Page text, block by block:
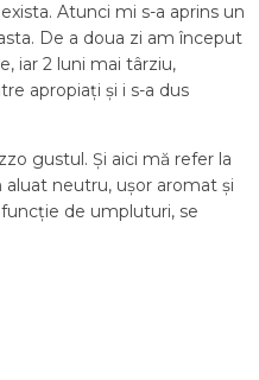
Atunci mi s-a aprins un
De a doua zi am început
iar 2 luni mai târziu,
apropiați și i s-a dus
gustul. Și aici mă refer la
neutru, ușor aromat și
de umpluturi, se